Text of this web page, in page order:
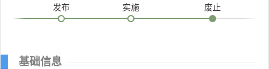
发布 实施 废止
基础信息